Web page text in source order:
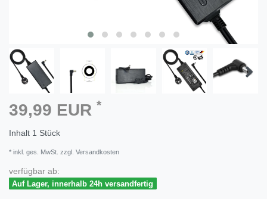
39,99 EUR *
Inhalt 1 Stück
* inkl. ges. MwSt. zzgl. Versandkosten
verfügbar ab:
Auf Lager, innerhalb 24h versandfertig